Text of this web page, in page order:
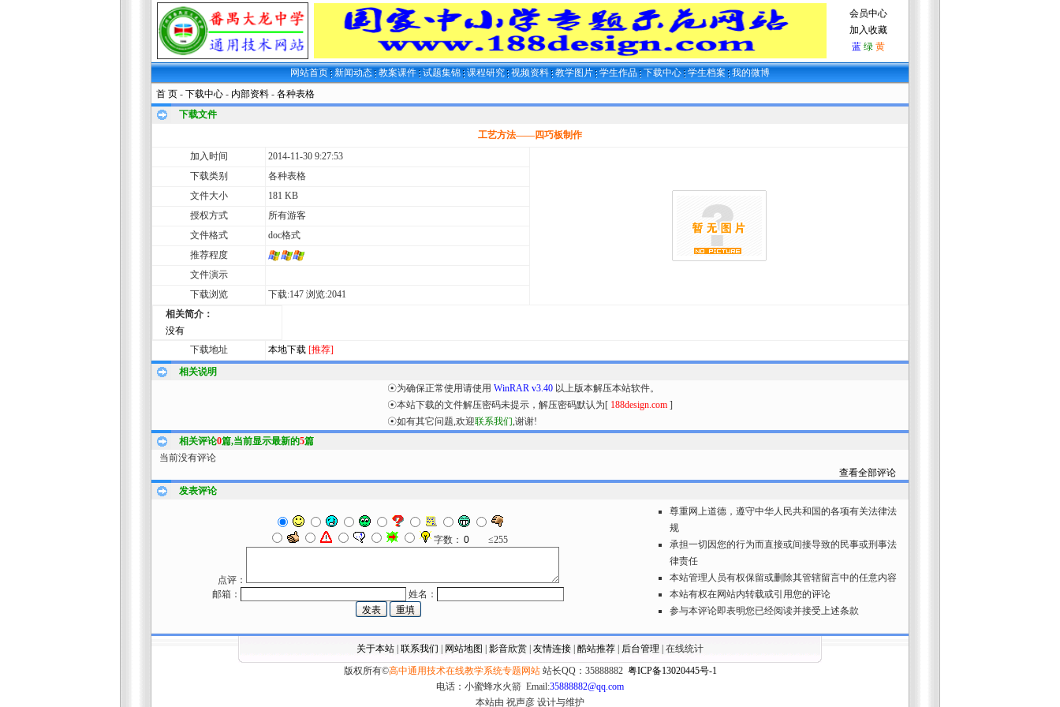
会员中心
加入收藏
蓝 绿 黄
网站首页 新闻动态 教案课件 试题集锦 课程研究 视频资料 教学图片 学生作品 下载中心 学生档案 我的微博
首 页 - 下载中心 - 内部资料 - 各种表格
下载文件
工艺方法——四巧板制作
加入时间
2014-11-30 9:27:53
下载类别
各种表格
文件大小
181 KB
授权方式
所有游客
文件格式
doc格式
推荐程度
文件演示
下载浏览
下载:147 浏览:2041
相关简介：
没有
下载地址
本地下载 [推荐]
相关说明
☉为确保正常使用请使用 WinRAR v3.40 以上版本解压本站软件。
☉本站下载的文件解压密码未提示，解压密码默认为[ 188design.com ]
☉如有其它问题,欢迎联系我们,谢谢!
相关评论0篇,当前显示最新的5篇
当前没有评论
查看全部评论
发表评论
字数： ≤255
点评：
邮箱：
姓名：
尊重网上道德，遵守中华人民共和国的各项有关法律法
规
承担一切因您的行为而直接或间接导致的民事或刑事法
律责任
本站管理人员有权保留或删除其管辖留言中的任意内容
本站有权在网站内转载或引用您的评论
参与本评论即表明您已经阅读并接受上述条款
关于本站| 联系我们 网站地图 影音欣赏| 友情连接| 酷站推荐| 后台管理
在线统计
版权所有©高中通用技术在线教学系统专题网站站长QQ：35888882 粤ICP备13020445号-1
电话：小蜜蜂水火箭 Email:35888882@qq.com
本站由 祝声彦 设计与维护